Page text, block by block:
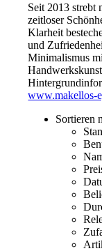
Seit 2013 strebt
zeitloser
Klarheit
und
Minimalismus
www.makellos-
Sortieren